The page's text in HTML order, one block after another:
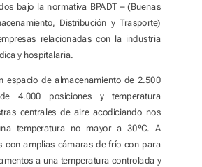
bajo la normativa BPADT – (Buenas
Distribución y Trasporte)
relacionadas con la industria
y hospitalaria.
espacio de almacenamiento de 2.500
4.000 posiciones y temperatura
centrales de aire acodiciando nos
temperatura no mayor a 30ºC. A
con amplias cámaras de frío con para
a una temperatura controlada y